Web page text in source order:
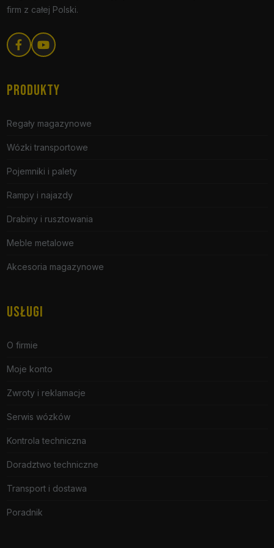
firm z całej Polski.
PRODUKTY
Regały magazynowe
Wózki transportowe
Pojemniki i palety
Rampy i najazdy
Drabiny i rusztowania
Meble metalowe
Akcesoria magazynowe
USŁUGI
O firmie
Moje konto
Zwroty i reklamacje
Serwis wózków
Kontrola techniczna
Doradztwo techniczne
Transport i dostawa
Poradnik